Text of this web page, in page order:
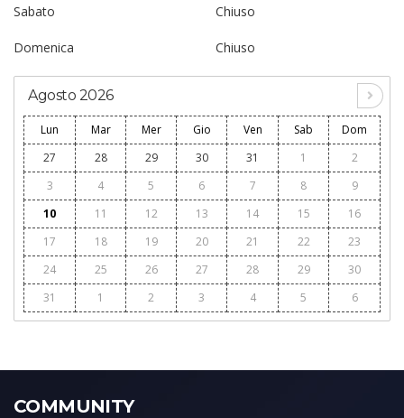
Sabato Chiuso
Domenica Chiuso
Agosto 2026
Lun Mar Mer Gio Ven Sab
Dom
27
28 29 30 31 1
2
3
4 5 6 7 8
9
10
11 12 13 14 15
16
17
18 19 20 21 22
23
24
25 26 27 28 29
30
31
1 2 3 4 5 6
COMMUNITY